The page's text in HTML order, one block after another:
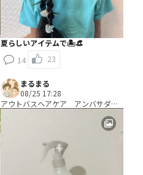
夏らしいアイテムで🏝️👒
14
23
まるまる
08/25 17:28
アウトバスヘアケア アンバサダ